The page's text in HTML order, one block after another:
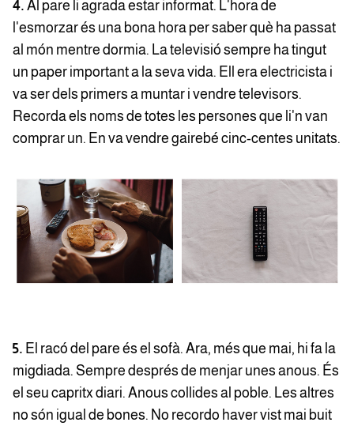
4. Al pare li agrada estar informat. L'hora de
l'esmorzar és una bona hora per saber què ha passat
al món mentre dormia. La televisió sempre ha tingut
un paper important a la seva vida. Ell era electricista i
va ser dels primers a muntar i vendre televisors.
Recorda els noms de totes les persones que li'n van
comprar un. En va vendre gairebé cinc-centes unitats.
5. El racó del pare és el sofà. Ara, més que mai, hi fa la
migdiada. Sempre després de menjar unes anous. És
el seu capritx diari. Anous collides al poble. Les altres
no són igual de bones. No recordo haver vist mai buit